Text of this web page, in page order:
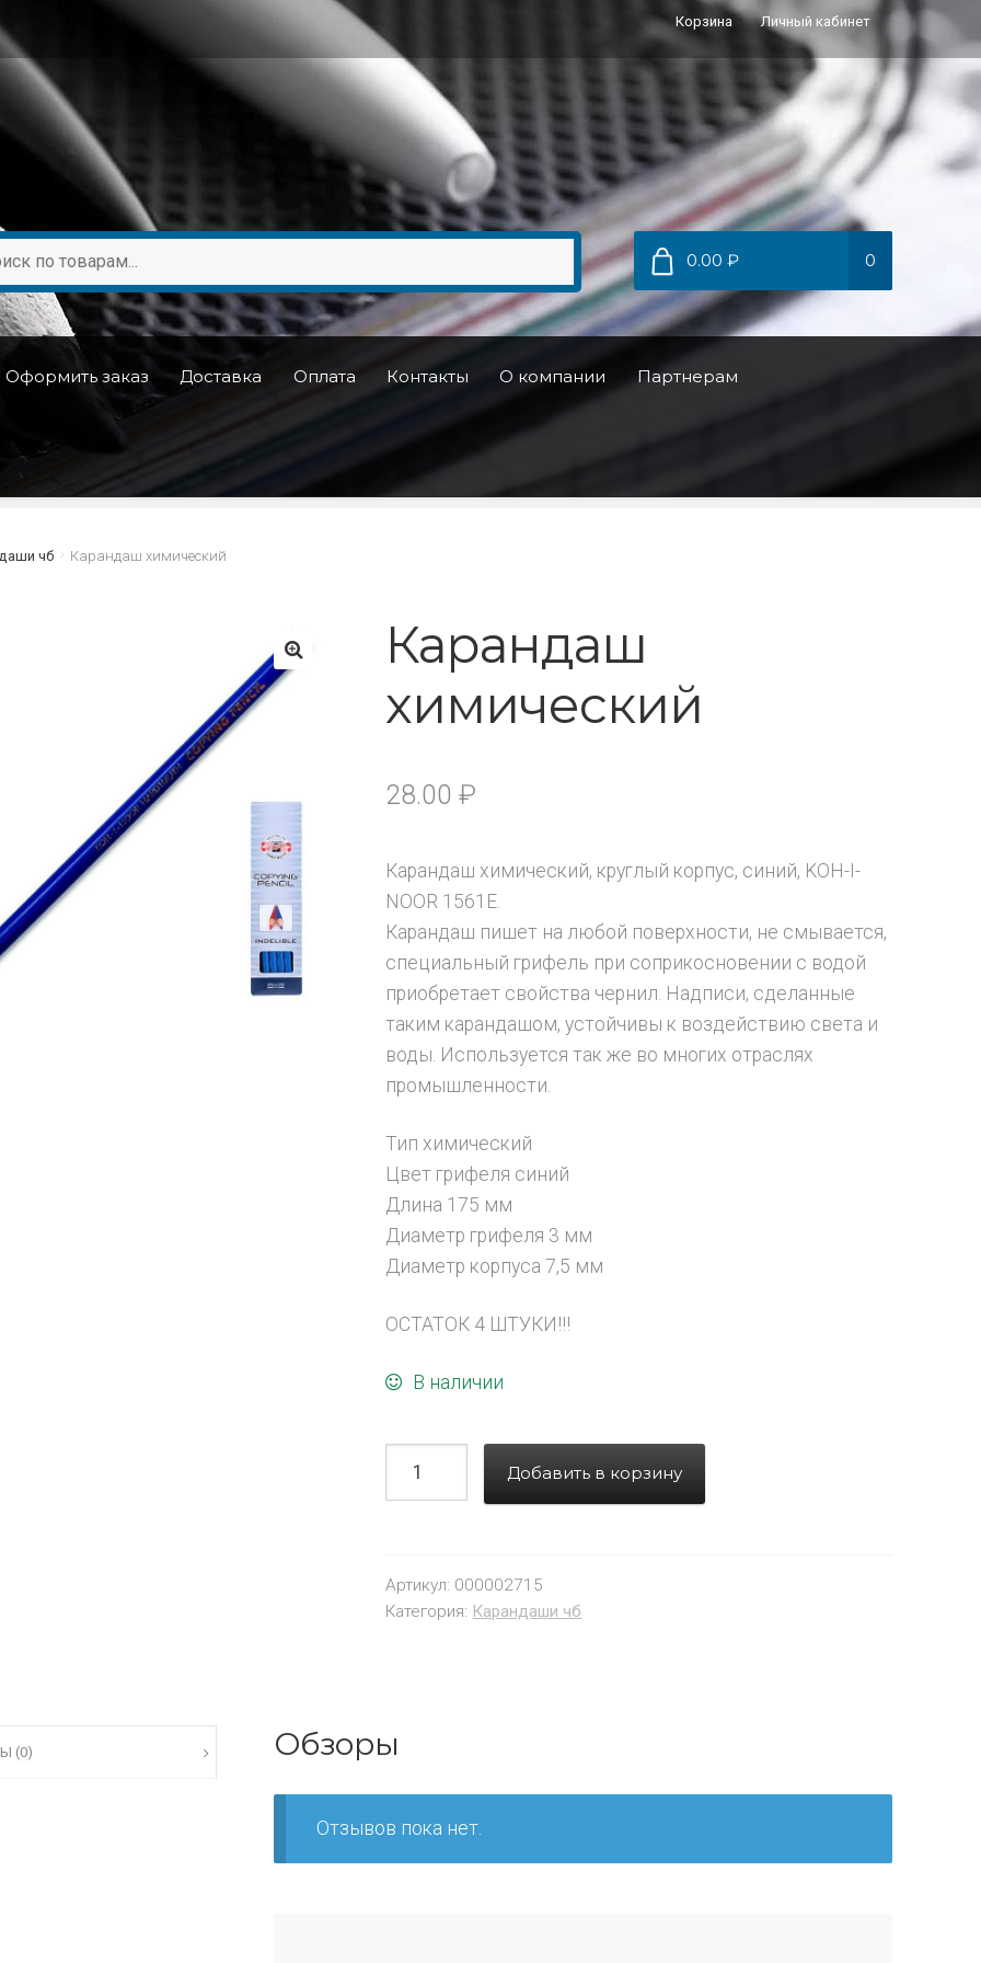
Корзина Личный кабинет
0.00 ₽ 0
Оформить заказ Доставка Оплата Контакты О компании Партнерам
чб Карандаш химический
🔍
Карандаш
химический
28.00₽
Карандаш химический, круглый корпус, синий, KOH-I-
NOOR 1561E.
Карандаш пишет на любой поверхности, не смывается,
специальный грифель при соприкосновении с водой
приобретает свойства чернил. Надписи, сделанные
таким карандашом, устойчивы к воздействию света и
воды. Используется так же во многих отраслях
промышленности.
Тип химический
Цвет грифеля синий
Длина 175 мм
Диаметр грифеля 3 мм
Диаметр корпуса 7,5 мм
ОСТАТОК 4 ШТУКИ!!!
В наличии
Добавить в корзину
Артикул: 000002715
Категория: Карандаши чб
(0) Обзоры
Отзывов пока нет.